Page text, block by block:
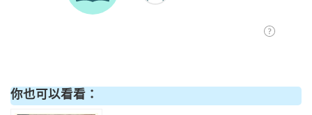
你也可以看看：